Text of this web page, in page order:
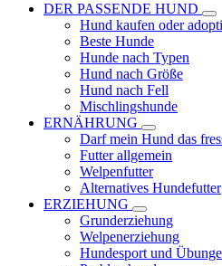
DER PASSENDE HUND
Hund kaufen oder
Beste Hunde
Hunde nach Typen
Hund nach Größe
Hund nach Fell
Mischlingshunde
ERNÄHRUNG
Darf mein Hund das
Futter allgemein
Welpenfutter
Alternatives Hundefutter
ERZIEHUNG
Grunderziehung
Welpenerziehung
Hundesport und